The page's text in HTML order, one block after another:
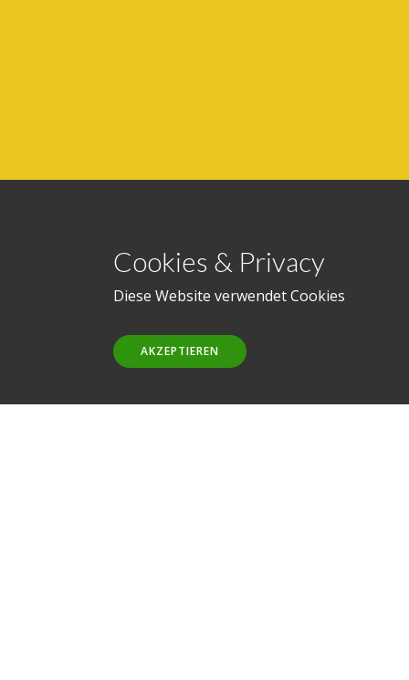
Cookies & Privacy
Diese Website verwendet Cookies
AKZEPTIEREN